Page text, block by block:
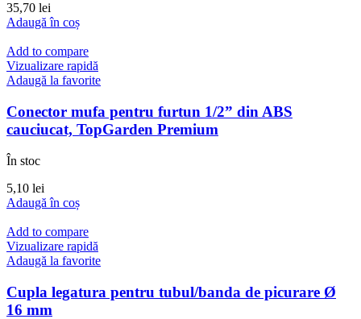
35,70 lei
Adaugă în coș
Add to compare
Vizualizare rapidă
Adaugă la favorite
Conector mufa pentru furtun 1/2” din ABS
cauciucat, TopGarden Premium
În stoc
5,10 lei
Adaugă în coș
Add to compare
Vizualizare rapidă
Adaugă la favorite
Cupla legatura pentru tubul/banda de picurare Ø
16 mm